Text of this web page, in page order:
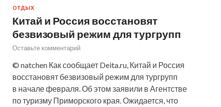
ОТДЫХ
Китай и Россия восстановят
безвизовый режим для тургрупп
Оставьте комментарий
© natchen Как сообщает Deita.ru, Китай и Россия
восстановят безвизовый режим для тургрупп
в начале февраля. Об этом заявили в Агентстве
по туризму Приморского края. Ожидается, что